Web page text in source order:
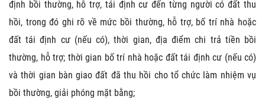
định bồi thường, hỗ trợ, tái định cư đến từng người có đất thu
hồi, trong đó ghi rõ về mức bồi thường, hỗ trợ, bố trí nhà hoặc
đất tái định cư (nếu có), thời gian, địa điểm chi trả tiền bồi
thường, hỗ trợ; thời gian bố trí nhà hoặc đất tái định cư (nếu có)
và thời gian bàn giao đất đã thu hồi cho tổ chức làm nhiệm vụ
bồi thường, giải phóng mặt bằng;